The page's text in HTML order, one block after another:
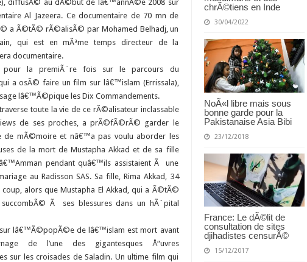
chrÃ©tiens en Inde
30/04/2022
NoÃ«l libre mais sous
bonne garde pour la
Pakistanaise Asia Bibi
23/12/2018
France: Le dÃ©lit de
consultation de sites
djihadistes censurÃ©
15/12/2017
diffusÃ© au dÃ©but de lâ€™annÃ©e 2008 sur
Al Jazeera. Ce documentaire de 70 mn de
a Ã©tÃ© rÃ©alisÃ© par Mohamed Belhadj, un
qui est en mÃªme temps directeur de la
documentaire.
pour la premiÃ¨re fois sur le parcours du
a osÃ© faire un film sur lâ€™islam (Errissala),
lâ€™Ã©pique les Dix Commandements.
toute la vie de ce rÃ©alisateur inclassable
de ses proches, a prÃ©fÃ©rÃ© garder le
de mÃ©moire et nâ€™a pas voulu aborder les
de la mort de Mustapha Akkad et de sa fille
pendant quâ€™ils assistaient Ã une
au Radisson SAS. Sa fille, Rima Akkad, 34
coup, alors que Mustapha El Akkad, qui a Ã©tÃ©
Ã ses blessures dans un hÃ´pital
lâ€™Ã©popÃ©e de lâ€™islam est mort avant
de l’une des gigantesques Å“uvres
sur les croisades de Saladin. Un ultime film qui